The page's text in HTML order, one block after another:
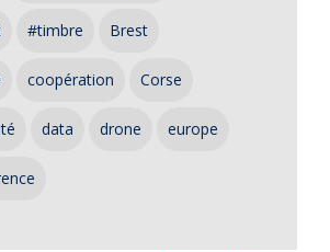
#timbre Brest
coopération Corse
data drone europe